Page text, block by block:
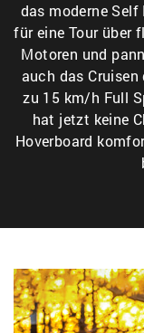
das moderne
für eine Tour über
Motoren und
auch das
zu 15 km/h Full
hat jetzt keine
Hoverboard